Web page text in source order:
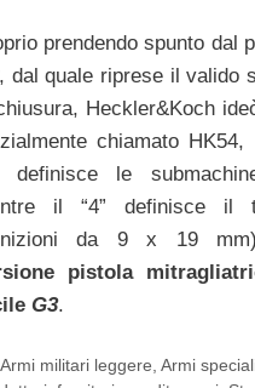
prendendo spunto dal
dal quale riprese il valido
Heckler&Koch
chiamato
definisce le
il “4” definisce il
da 9 x 19
pistola
G3.
Categorie
Armi militari leggere ,Armi